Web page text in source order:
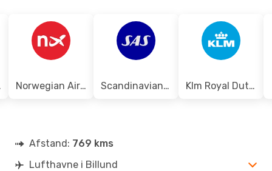
AES- BLL
Norwegian Air Shuttle Scandinavian Airlines Klm Royal Dutch Airlines
Afstand: 769 kms
Lufthavne i Billund